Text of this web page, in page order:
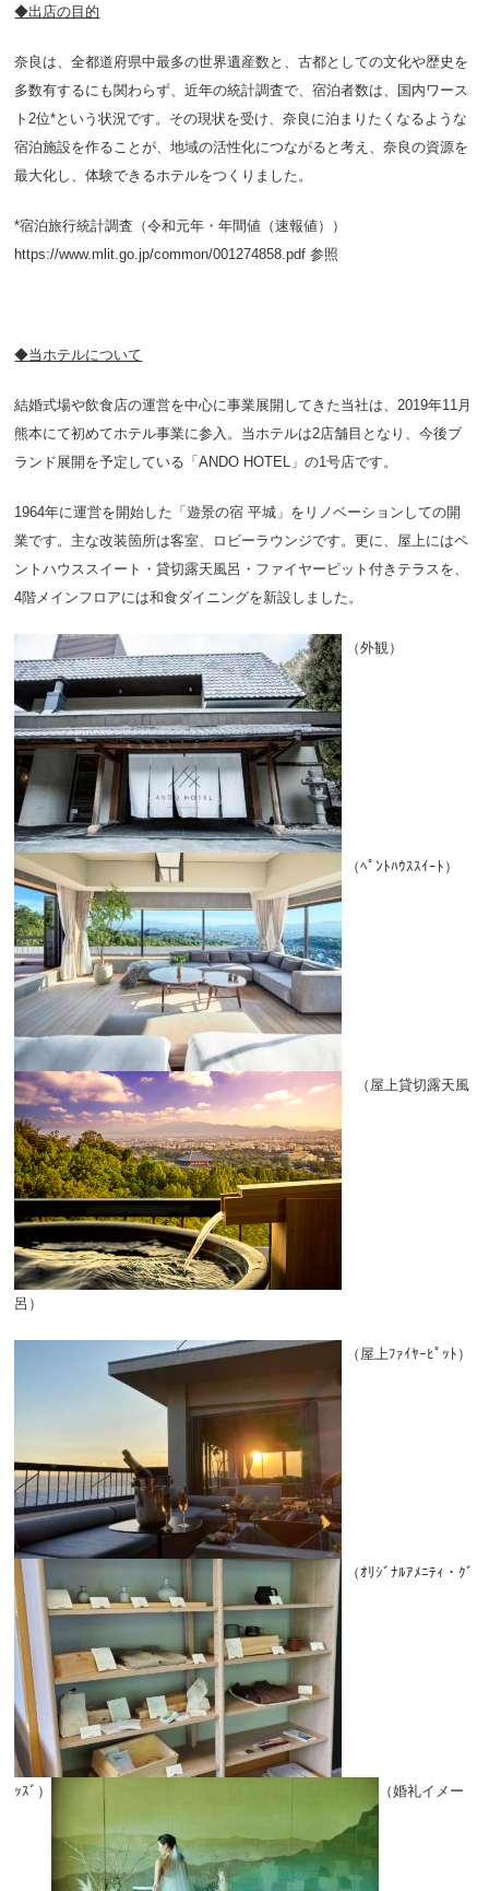
◆出店の目的
奈良は、全都道府県中最多の世界遺産数と、古都としての文化や歴史を
多数有するにも関わらず、近年の統計調査で、宿泊者数は、国内ワース
ト2位*という状況です。その現状を受け、奈良に泊まりたくなるような
宿泊施設を作ることが、地域の活性化につながると考え、奈良の資源を
最大化し、体験できるホテルをつくりました。
*宿泊旅行統計調査（令和元年・年間値（速報値））
https://www.mlit.go.jp/common/001274858.pdf 参照
◆当ホテルについて
結婚式場や飲食店の運営を中心に事業展開してきた当社は、2019年11月
熊本にて初めてホテル事業に参入。当ホテルは2店舗目となり、今後ブ
ランド展開を予定している「ANDO HOTEL」の1号店です。
1964年に運営を開始した「遊景の宿 平城」をリノベーションしての開
業です。主な改装箇所は客室、ロビーラウンジです。更に、屋上にはペ
ントハウススイート・貸切露天風呂・ファイヤーピット付きテラスを、
4階メインフロアには和食ダイニングを新設しました。
（外観）
（ﾍﾟﾝﾄﾊｳｽｽｲｰﾄ）
（屋上貸切露天風
呂）
（屋上ﾌｧｲﾔｰﾋﾟｯﾄ）
（ｵﾘｼﾞﾅﾙｱﾒﾆﾃｨ・ｸﾞ
ｯｽﾞ） （婚礼イメー